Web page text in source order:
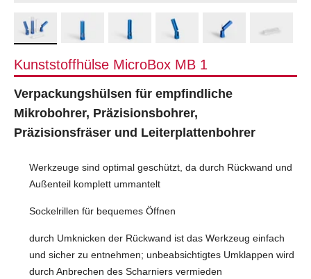
Kunststoffhülse MicroBox MB 1
Verpackungshülsen für empfindliche
Mikrobohrer, Präzisionsbohrer,
Präzisionsfräser und Leiterplattenbohrer
Werkzeuge sind optimal geschützt, da durch Rückwand und
Außenteil komplett ummantelt
Sockelrillen für bequemes Öffnen
durch Umknicken der Rückwand ist das Werkzeug einfach
und sicher zu entnehmen; unbeabsichtigtes Umklappen wird
durch Anbrechen des Scharniers vermieden